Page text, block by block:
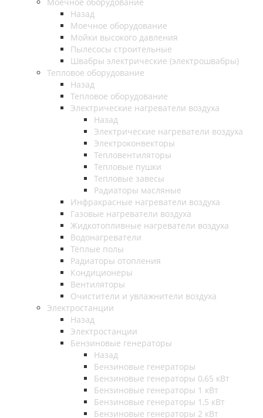
Назад
Моечное оборудование
Мойки высокого давления
Пылесосы строительные
Швабры электрические (электрошвабры)
Тепловое оборудование
Назад
Тепловое оборудование
Электрические нагреватели воздуха
Назад
Электрические нагреватели воздуха
Электроконвекторы
Тепловентиляторы
Тепловые пушки
Тепловые завесы
Радиаторы масляные
Инфракрасные нагреватели воздуха
Газовые нагреватели воздуха
Жидкотопливные нагреватели воздуха
Водонагреватели
Тёплые полы
Радиаторы отопления
Кондиционеры
Вентиляторы
Очистители и увлажнители воздуха
Электростанции
Назад
Электростанции
Бензиновые генераторы
Назад
Бензиновые генераторы
Бензиновые генераторы 0,65 кВт
Бензиновые генераторы 1 кВт
Бензиновые генераторы 1,5 кВт
Бензиновые генераторы 2 кВт